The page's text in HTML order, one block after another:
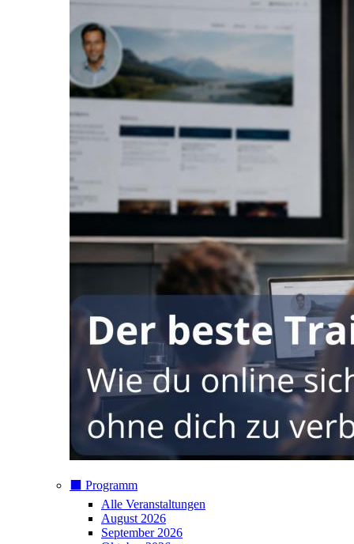
⬛️ Programm
Alle Veranstaltungen
August 2026
September 2026